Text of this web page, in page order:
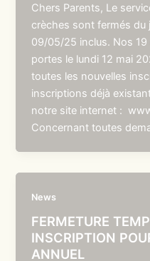
Chers Parents, Le
crèches sont fermés du
09/05/25 inclus. Nos
portes le lundi 12 mai
toutes les nouvelles
inscriptions déjà
notre site internet :
Concernant toutes
News
FERMETURE
INSCRIPTION
ANNUEL